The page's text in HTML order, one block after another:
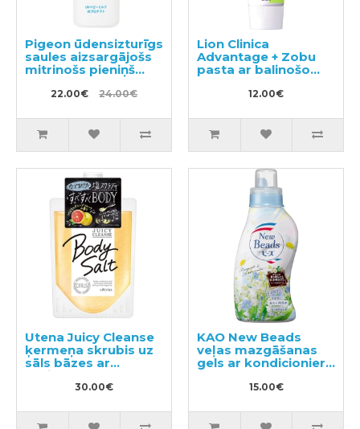
Pigeon ūdensizturīgs
saules aizsargājošs
mitrinošs pieniņš
22.00€ 24.00€
Lion Clinica
Advantage + Zobu
pasta ar balinošo
12.00€
Utena Juicy Cleanse
ķermeņa skrubis uz
sāls bāzes ar
greipfrūta aromātu
30.00€
KAO New Beads
veļas mazgāšanas
gels ar kondicionieri
15.00€